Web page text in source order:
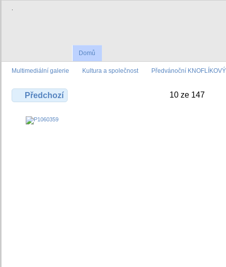
.
Domů
Multimediální galerie Kultura a společnost Předvánoční
Předchozí 10 ze 147